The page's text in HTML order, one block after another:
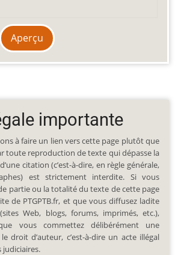
importante
à faire un lien vers cette page plutôt que
toute reproduction de texte qui dépasse la
citation (c’est-à-dire, en règle générale,
est strictement interdite. Si vous
partie ou la totalité du texte de cette page
de PTGPTB.fr, et que vous diffusez ladite
Web, blogs, forums, imprimés, etc.),
vous commettez délibérément une
droit d’auteur, c’est-à-dire un acte illégal
judiciaires.